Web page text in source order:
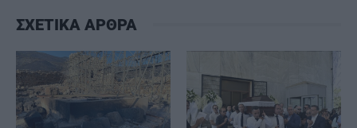
ΣΧΕΤΙΚΑ ΑΡΘΡΑ